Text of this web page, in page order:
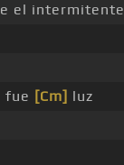
el intermitente
fue [Cm] luz